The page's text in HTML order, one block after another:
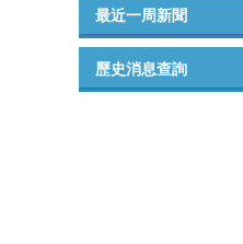
最近一周新聞
歷史消息查詢